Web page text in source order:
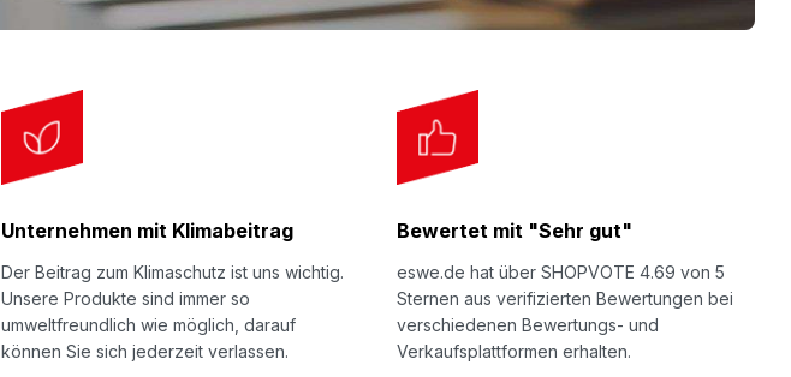
umklappen, Schuber (Außenhülle) aufrichten. Das Innenteil in den
Softpack nun komplett zusammenschieben - fertig! Eventuell noch
mit Packband sichern und/oder Begleitpapiertasche für Papiere
aufkleben.
Unternehmen mit Klimabeitrag
Der Beitrag zum Klimaschutz ist uns wichtig.
Unsere Produkte sind immer so
umweltfreundlich wie möglich, darauf
können Sie sich jederzeit verlassen.
Bewertet mit "Sehr gut"
eswe.de hat über SHOPVOTE 4.69 von 5
Sternen aus verifizierten Bewertungen bei
verschiedenen Bewertungs- und
Verkaufsplattformen erhalten.